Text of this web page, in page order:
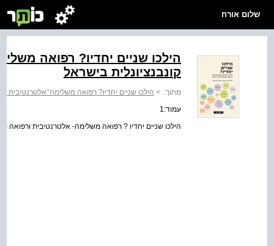
שלום אורח
הילכו שניים יחדיו? רפואה
קונבנציונלית בישראל
מתוך: > הילכו שניים יחדיו? רפואה משלימה־אלטרנטיבית
עמוד:1
הילכו שניים יחדיו ? רפואה משלימה- אלטרנטיבית ורפואה